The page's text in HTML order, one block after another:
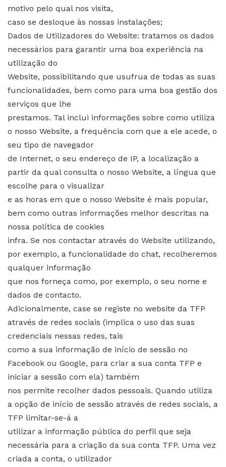
motivo pelo qual nos visita,
caso se desloque às nossas instalações;
Dados de Utilizadores do Website: tratamos os dados
necessários para garantir uma boa experiência na
utilização do
Website, possibilitando que usufrua de todas as suas
funcionalidades, bem como para uma boa gestão dos
serviços que lhe
prestamos. Tal inclui informações sobre como utiliza
o nosso Website, a frequência com que a ele acede, o
seu tipo de navegador
de Internet, o seu endereço de IP, a localização a
partir da qual consulta o nosso Website, a língua que
escolhe para o visualizar
e as horas em que o nosso Website é mais popular,
bem como outras informações melhor descritas na
nossa política de cookies
infra. Se nos contactar através do Website utilizando,
por exemplo, a funcionalidade do chat, recolheremos
qualquer informação
que nos forneça como, por exemplo, o seu nome e
dados de contacto.
Adicionalmente, case se registe no website da TFP
através de redes sociais (implica o uso das suas
credenciais nessas redes, tais
como a sua informação de início de sessão no
Facebook ou Google, para criar a sua conta TFP e
iniciar a sessão com ela) também
nos permite recolher dados pessoais. Quando utiliza
a opção de início de sessão através de redes sociais, a
TFP limitar-se-á a
utilizar a informação pública do perfil que seja
necessária para a criação da sua conta TFP. Uma vez
criada a conta, o utilizador